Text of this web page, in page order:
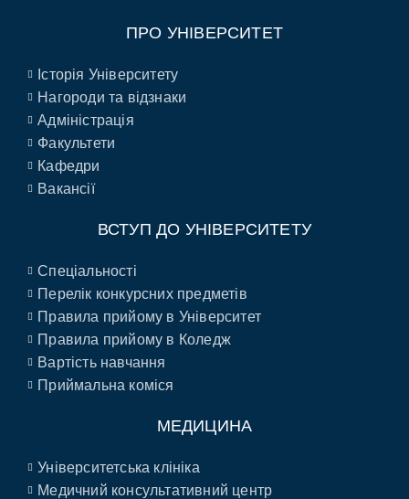
ПРО УНІВЕРСИТЕТ
Історія Університету
Нагороди та відзнаки
Адміністрація
Факультети
Кафедри
Вакансії
ВСТУП ДО УНІВЕРСИТЕТУ
Спеціальності
Перелік конкурсних предметів
Правила прийому в Університет
Правила прийому в Коледж
Вартість навчання
Приймальна коміся
МЕДИЦИНА
Університетська клініка
Медичний консультативний центр